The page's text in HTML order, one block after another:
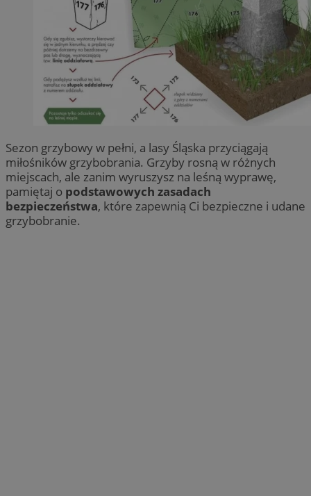
Sezon grzybowy w pełni, a lasy Śląska przyciągają
miłośników grzybobrania. Grzyby rosną w różnych
miejscach, ale zanim wyruszysz na leśną wyprawę,
pamiętaj o podstawowych zasadach
bezpieczeństwa, które zapewnią Ci bezpieczne i udane
grzybobranie.